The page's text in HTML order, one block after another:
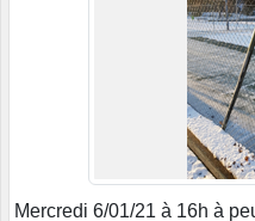
Mercredi 6/01/21 à 16h à